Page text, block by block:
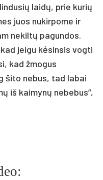
laidų, prie kurių
juos nukirpome ir
nekiltų pagundos.
jeigu kėsinsis vogti
kad žmogus
šito nebus, tad labai
iš kaimynų nebebus“,